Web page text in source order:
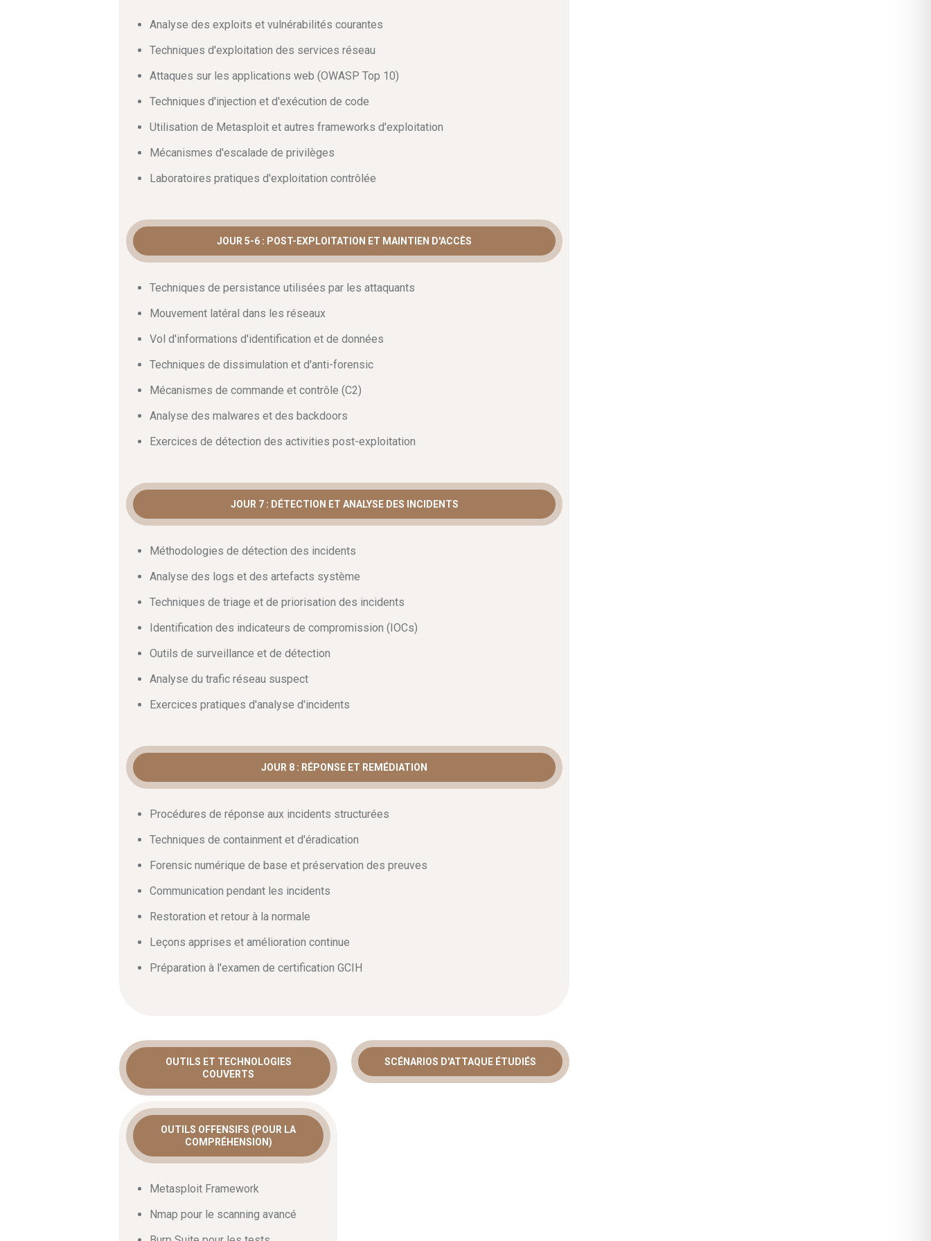
Rejoignez notre session intensive de huit jours. Vous maîtriserez l’investigation, la
gestion des incidents. Vous deviendrez un acteur clé de la cybersécurité. Contactez notre
équipe pour réserver votre place dès aujourd’hui.
Analyse des exploits et vulnérabilités courantes
Techniques d'exploitation des services réseau
Attaques sur les applications web (OWASP Top 10)
Techniques d'injection et d'exécution de code
Utilisation de Metasploit et autres frameworks d'exploitation
Mécanismes d'escalade de privilèges
Laboratoires pratiques d'exploitation contrôlée
JOUR 5-6 : POST-EXPLOITATION ET MAINTIEN D'ACCÈS
Techniques de persistance utilisées par les attaquants
Mouvement latéral dans les réseaux
Vol d'informations d'identification et de données
Techniques de dissimulation et d'anti-forensic
Mécanismes de commande et contrôle (C2)
Analyse des malwares et des backdoors
Exercices de détection des activities post-exploitation
JOUR 7 : DÉTECTION ET ANALYSE DES INCIDENTS
Méthodologies de détection des incidents
Analyse des logs et des artefacts système
Techniques de triage et de priorisation des incidents
Identification des indicateurs de compromission (IOCs)
Outils de surveillance et de détection
Analyse du trafic réseau suspect
Exercices pratiques d'analyse d'incidents
JOUR 8 : RÉPONSE ET REMÉDIATION
Procédures de réponse aux incidents structurées
Techniques de containment et d'éradication
Forensic numérique de base et préservation des preuves
Communication pendant les incidents
Restoration et retour à la normale
Leçons apprises et amélioration continue
Préparation à l'examen de certification GCIH
OUTILS ET TECHNOLOGIES
COUVERTS
OUTILS OFFENSIFS (POUR LA
COMPRÉHENSION)
Metasploit Framework
Nmap pour le scanning avancé
SCÉNARIOS D'ATTAQUE ÉTUDIÉS